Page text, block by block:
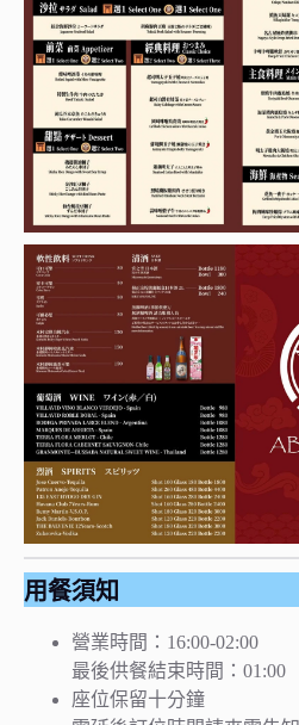
用餐須知
營業時間：16:00-02:00
最後供餐結束時間：01:00
座位保留十分鐘